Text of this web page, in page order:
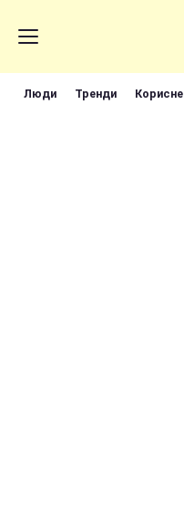
Люди Тренди Корисне